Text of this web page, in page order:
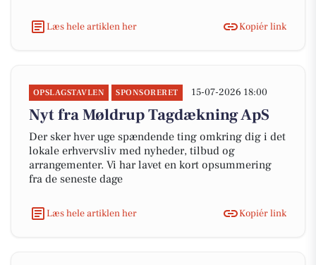
Læs hele artiklen her Kopiér link
OPSLAGSTAVLEN SPONSORERET 15-07-2026 18:00
Nyt fra Møldrup Tagdækning ApS
Der sker hver uge spændende ting omkring dig i det
lokale erhvervsliv med nyheder, tilbud og
arrangementer. Vi har lavet en kort opsummering
fra de seneste dage
Læs hele artiklen her Kopiér link